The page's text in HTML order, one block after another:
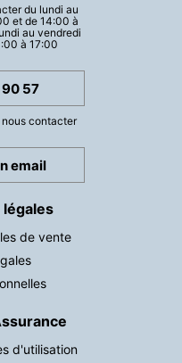
du lundi au
et de 14:00 à
au vendredi
à 17:00
57
contacter
email
de vente
d'utilisation